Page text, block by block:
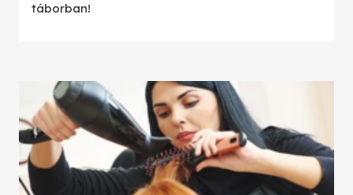
táborban!